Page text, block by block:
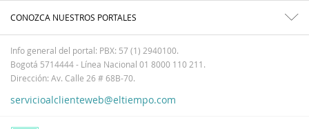
CONOZCA NUESTROS PORTALES
Info general del portal: PBX: 57 (1) 2940100.
Bogotá 5714444 - Línea Nacional 01 8000 110 211.
Dirección: Av. Calle 26 # 68B-70.
servicioalclienteweb@eltiempo.com